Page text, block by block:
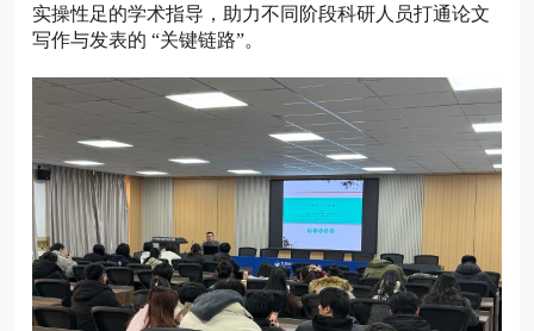
实操性足的学术指导，助力不同阶段科研人员打通论文
写作与发表的 “关键链路”。